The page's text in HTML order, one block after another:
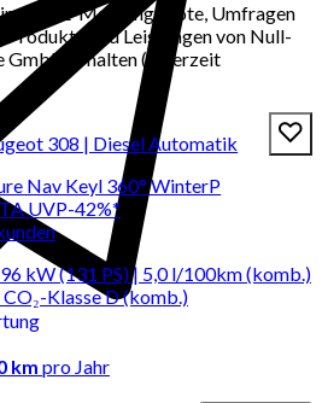
per E-Mail Angebote, Umfragen
und Leistungen von Null-
GmbH erhalten (jederzeit
308 | Diesel Automatik
Nav Keyl 360° WinterP
UVP-42%*
kW (131 PS) | 5,0 l/100km (komb.)
Klasse D (komb.)
km pro Jahr